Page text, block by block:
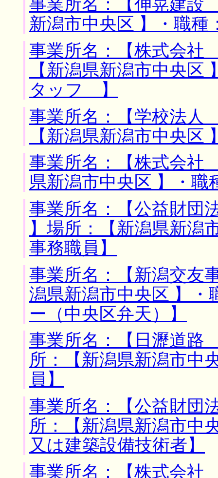
事業所名：【伸晃建設
新潟市中央区 】・職
事業所名：【株式会
【新潟県新潟市中央
タッフ 】
事業所名：【学校法人
【新潟県新潟市中央
事業所名：【株式会社
県新潟市中央区 】・
事業所名：【公益財
】場所：【新潟県新潟
事務職員】
事業所名：【新潟交友
潟県新潟市中央区 】
ー（中央区弁天）】
事業所名：【日瀝道
所：【新潟県新潟市中
員】
事業所名：【公益財団
所：【新潟県新潟市中
又は建築設備技術者】
事業所名：【株式会